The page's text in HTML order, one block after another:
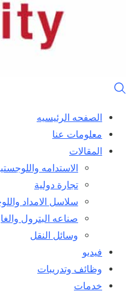
الصفحه الرئيسيه
معلومات عنا
المقالات
الاستدامه
تجارة دولية
سلاسل الامداد
صناعه البترول
وسائل النقل
فيديو
وظائف وتدريبات
خدمات